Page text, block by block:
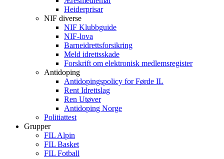
Heiderprisar
NIF diverse
NIF Klubbguide
NIF-lova
Barneidrettsforsikring
Meld idrettsskade
Forskrift om elektronisk medlemsregister
Antidoping
Antidopingspolicy for Førde IL
Rent Idrettslag
Ren Utøver
Antidoping Norge
Politiattest
Grupper
FIL Alpin
FIL Basket
FIL Fotball